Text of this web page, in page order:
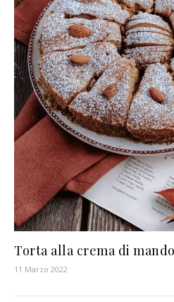
Torta alla crema di
11 Marzo 2022